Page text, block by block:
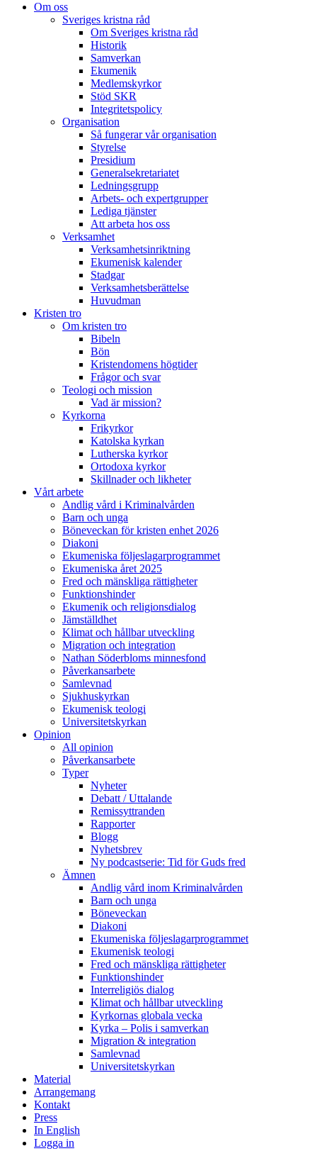
Om oss
Sveriges kristna råd
Om Sveriges kristna råd
Historik
Samverkan
Ekumenik
Medlemskyrkor
Stöd SKR
Integritetspolicy
Organisation
Så fungerar vår organisation
Styrelse
Presidium
Generalsekretariatet
Ledningsgrupp
Arbets- och expertgrupper
Lediga tjänster
Att arbeta hos oss
Verksamhet
Verksamhetsinriktning
Ekumenisk kalender
Stadgar
Verksamhetsberättelse
Huvudman
Kristen tro
Om kristen tro
Bibeln
Bön
Kristendomens högtider
Frågor och svar
Teologi och mission
Vad är mission?
Kyrkorna
Frikyrkor
Katolska kyrkan
Lutherska kyrkor
Ortodoxa kyrkor
Skillnader och likheter
Vårt arbete
Andlig vård i Kriminalvården
Barn och unga
Böneveckan för kristen enhet 2026
Diakoni
Ekumeniska följeslagarprogrammet
Ekumeniska året 2025
Fred och mänskliga rättigheter
Funktionshinder
Ekumenik och religionsdialog
Jämställdhet
Klimat och hållbar utveckling
Migration och integration
Nathan Söderbloms minnesfond
Påverkansarbete
Samlevnad
Sjukhuskyrkan
Ekumenisk teologi
Universitetskyrkan
Opinion
All opinion
Påverkansarbete
Typer
Nyheter
Debatt / Uttalande
Remissyttranden
Rapporter
Blogg
Nyhetsbrev
Ny podcastserie: Tid för Guds fred
Ämnen
Andlig vård inom Kriminalvården
Barn och unga
Böneveckan
Diakoni
Ekumeniska följeslagarprogrammet
Ekumenisk teologi
Fred och mänskliga rättigheter
Funktionshinder
Interreligiös dialog
Klimat och hållbar utveckling
Kyrkornas globala vecka
Kyrka – Polis i samverkan
Migration & integration
Samlevnad
Universitetskyrkan
Material
Arrangemang
Kontakt
Press
In English
Logga in